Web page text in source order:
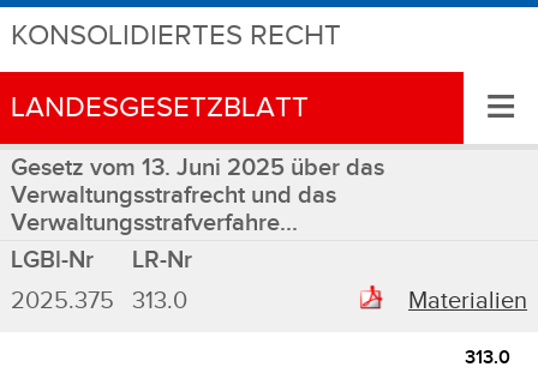
KONSOLIDIERTES RECHT
LANDESGESETZBLATT ≡
Gesetz vom 13. Juni 2025 über das
Verwaltungsstrafrecht und das
Verwaltungsstrafverfahre...
LGBl-Nr
LR-Nr
2025.375
313.0 Materialien